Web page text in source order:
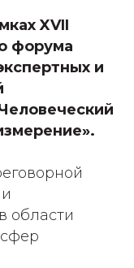
XVII
форума
и
области